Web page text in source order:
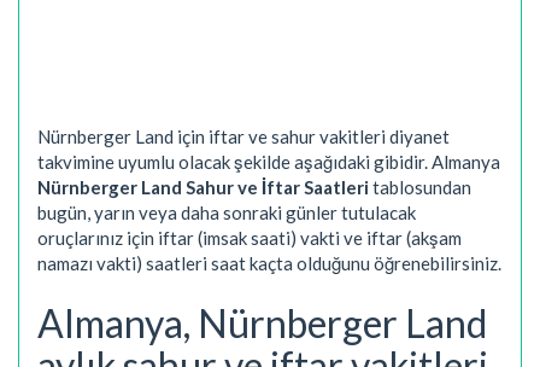
Nürnberger Land için iftar ve sahur vakitleri diyanet
takvimine uyumlu olacak şekilde aşağıdaki gibidir. Almanya
Nürnberger Land Sahur ve İftar Saatleritablosundan
bugün, yarın veya daha sonraki günler tutulacak
oruçlarınız için iftar (imsak saati) vakti ve iftar (akşam
namazı vakti) saatleri saat kaçta olduğunu öğrenebilirsiniz.
Almanya, Nürnberger Land